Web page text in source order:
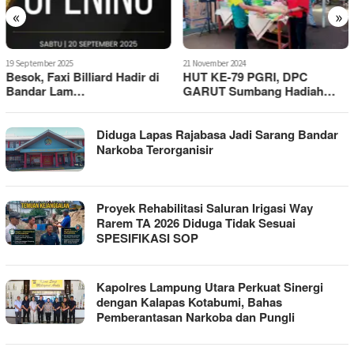
« »
21 November 2024
HUT KE-79 PGRI, DPC
GARUT Sumbang Hadiah…
5 Oktober 2024
KAIM Resmi Buka PKPA-2,
Nuryadin Tegaska…
Diduga Lapas Rajabasa Jadi Sarang Bandar
Narkoba Terorganisir
Proyek Rehabilitasi Saluran Irigasi Way
Rarem TA 2026 Diduga Tidak Sesuai
SPESIFIKASI SOP
Kapolres Lampung Utara Perkuat Sinergi
dengan Kalapas Kotabumi, Bahas
Pemberantasan Narkoba dan Pungli